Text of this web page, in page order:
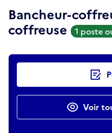
Bancheur-
coffreuse 1 poste
Actions rapides
Voir